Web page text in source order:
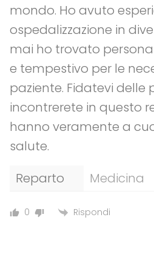
mondo. Ho avuto
ospedalizzazione in
mai ho trovato
e tempestivo per le
paziente. Fidatevi delle
incontrerete in questo
hanno veramente a
salute.
Reparto
Medicina
0 Rispondi